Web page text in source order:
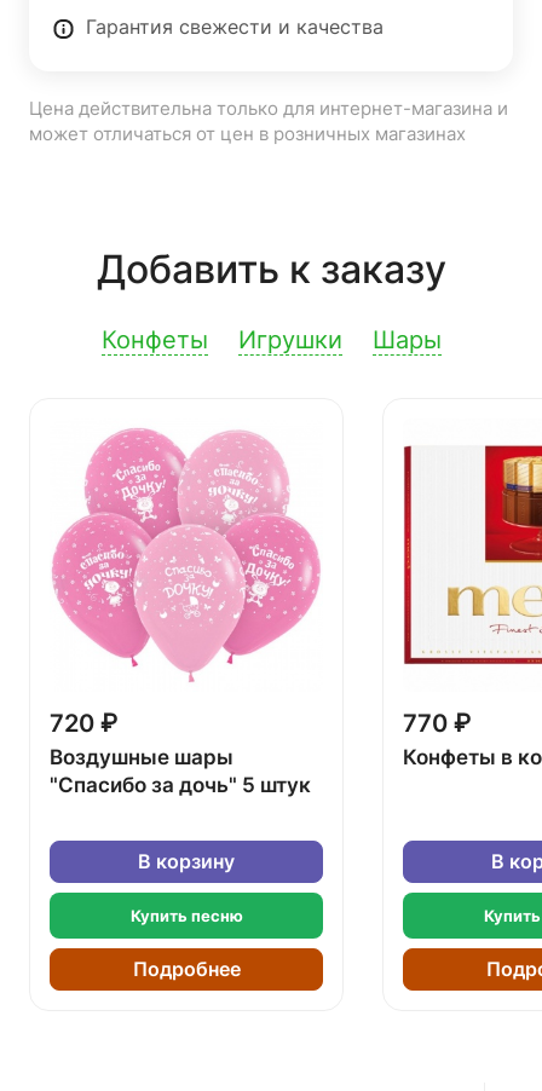
Гарантия свежести и качества
Цена действительна только для интернет-магазина и
может отличаться от цен в розничных магазинах
Добавить к заказу
Конфеты Игрушки Шары
720 ₽
Воздушные шары
"Спасибо за дочь" 5 штук
В корзину
Купить песню
Подробнее
770 ₽
Конфеты в
В